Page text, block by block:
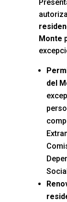
Monte
del